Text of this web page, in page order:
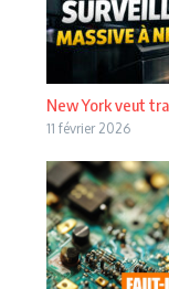
New York veut
11 février 2026